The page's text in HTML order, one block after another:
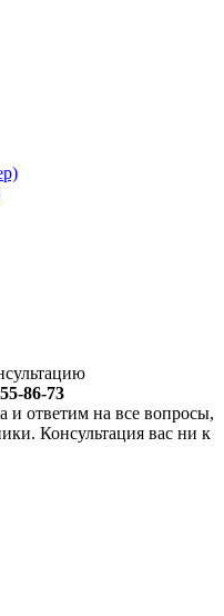
86-73
и ответим на все вопросы,
Консультация вас ни к